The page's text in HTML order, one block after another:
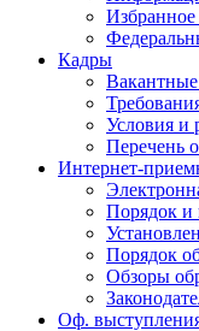
Избранное
Кадры
Условия и
Перечень
Интернет-
Порядок и
Порядок
Обзоры
Оф.